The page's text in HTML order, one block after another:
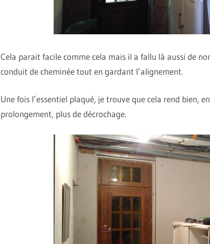
Cela parait facile comme cela mais il a fallu là aussi de
conduit de cheminée tout en gardant l’alignement.
Une fois l’essentiel plaqué, je trouve que cela rend bien,
prolongement, plus de décrochage.